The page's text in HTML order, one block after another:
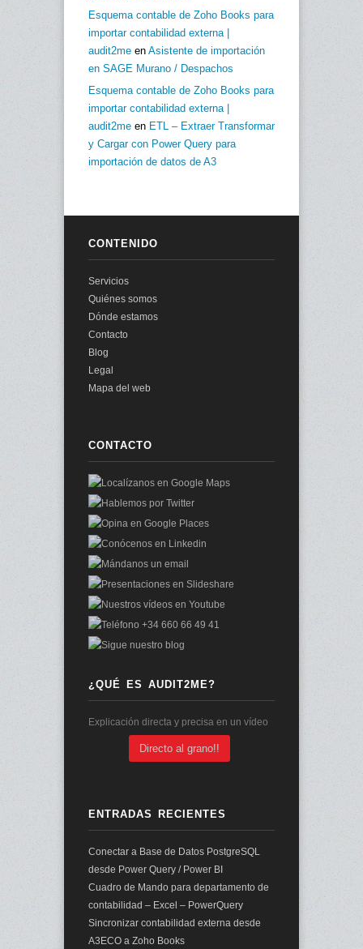
Esquema contable de Zoho Books para
importar contabilidad externa |
audit2me en Asistente de importación
en SAGE Murano / Despachos
Esquema contable de Zoho Books para
importar contabilidad externa |
audit2me en ETL – Extraer Transformar
y Cargar con Power Query para
importación de datos de A3
CONTENIDO
Servicios
Quiénes somos
Dónde estamos
Contacto
Blog
Legal
Mapa del web
CONTACTO
¿QUÉ ES AUDIT2ME?
Explicación directa y precisa en un vídeo
Directo al grano!!
ENTRADAS RECIENTES
Conectar a Base de Datos PostgreSQL
desde Power Query / Power BI
Cuadro de Mando para departamento de
contabilidad – Excel – PowerQuery
Sincronizar contabilidad externa desde
A3ECO a Zoho Books